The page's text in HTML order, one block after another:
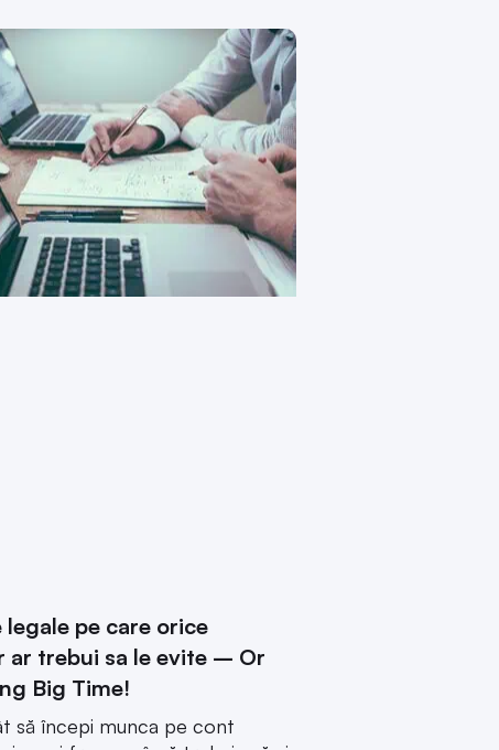
legale pe care orice
ar trebui sa le evite – Or
Big Time!
să începi munca pe cont